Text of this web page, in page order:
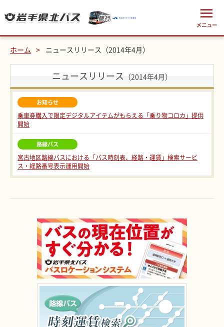
ホーム ニュースリリース（2014年4月）
ニュースリリース （2014年4月）
お知らせ
乗車券購入で限定デジタルアイテムがもらえる「乗り物コロカ」提供
開始
路線バス
宮古地区路線バスにおける「バス時刻表、経路・運賃」検索サービ
ス・経路番号表示運用開始